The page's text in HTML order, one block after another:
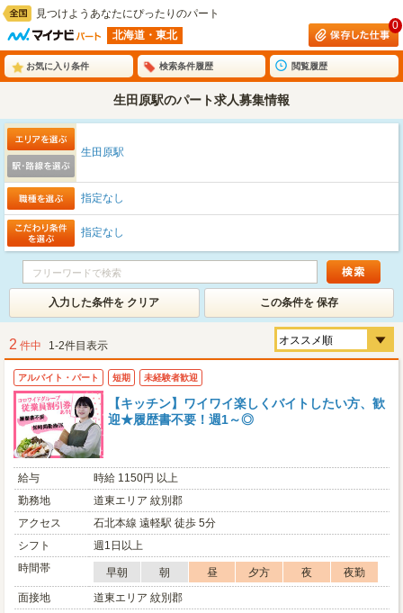
見つけようあなたにぴったりのパート
北海道・東北
0
お気に入り条件 検索条件履歴 閲覧履歴
生田原駅のパート求人募集情報
生田原駅
指定なし
指定なし
入力した条件を クリア この条件を 保存
2 件中 1-2件目表示
アルバイト・パート 短期 未経験者歓迎
【キッチン】ワイワイ楽しくバイトしたい方、歓
迎★履歴書不要！週1～◎
給与
時給 1150円 以上
勤務地
道東エリア 紋別郡
アクセス
石北本線 遠軽駅 徒歩 5分
シフト
週1日以上
時間帯
早朝 朝 昼 夕方 夜
夜勤
面接地
道東エリア 紋別郡